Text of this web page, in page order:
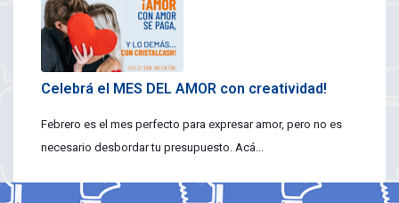
Celebrá el MES DEL AMOR con creatividad!
Febrero es el mes perfecto para expresar amor, pero no es
necesario desbordar tu presupuesto. Acá...